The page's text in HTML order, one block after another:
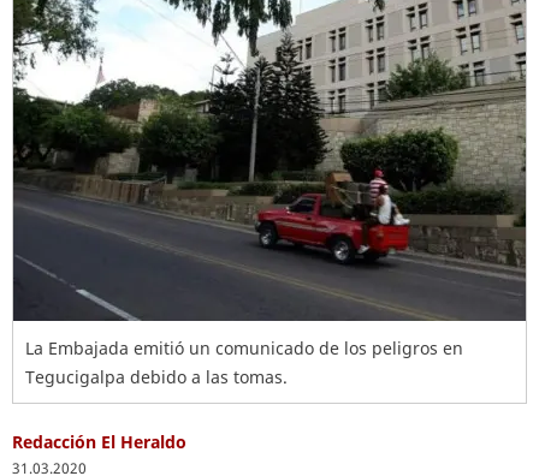
La Embajada emitió un comunicado de los peligros en
Tegucigalpa debido a las tomas.
Redacción El Heraldo
31.03.2020